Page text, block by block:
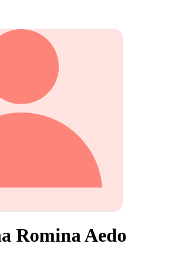
Romina Aedo